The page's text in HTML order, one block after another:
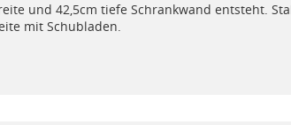
und 42,5cm tiefe Schrankwand entsteht.
mit Schubladen.